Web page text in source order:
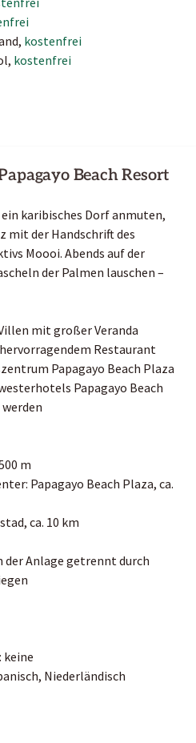
kostenfrei
kostenfrei
Beach Resort
karibisches Dorf anmuten,
mit der Handschrift des
Moooi. Abends auf der
der Palmen lauschen –
mit großer Veranda
Restaurant
Papagayo Beach Plaza
Papagayo Beach
m
Papagayo Beach Plaza, ca.
ca. 10 km
der Anlage getrennt durch
keine
Niederländisch